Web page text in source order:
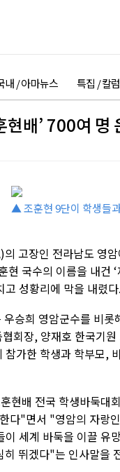
내 / 아마뉴스 특집 / 칼럼
현배’ 700여 명
▲ 조훈현 9단이 학생들
고장인 전라남도 영
현 국수의 이름을 내건
성황리에 막을 내렸다.
승희 영암군수를 비
회장, 양재호 한국기
가한 학생과 학부모,
현배 전국 학생바둑
다"면서 "영암의 자랑
세계 바둑을 이끌 유
뛰겠다"는 인사말을